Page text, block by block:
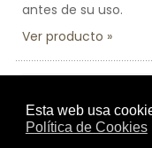
antes de su uso.
Ver producto